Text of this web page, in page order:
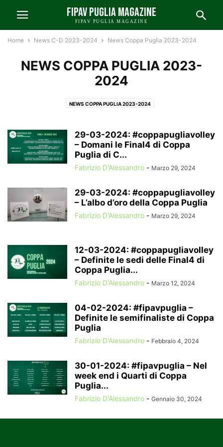
FIPAV PUGLIA MAGAZINE
FIPAV PUGLIA MAGAZINE
Home News C-D 2023-2024 News Coppa Puglia 2023-2024
NEWS COPPA PUGLIA 2023-
2024
NEWS COPPA PUGLIA 2023-2024
29-03-2024: #coppapugliavolley
– Domani le Final4 di Coppa
Puglia di C...
Fabrizio D'Alessandro - Marzo 29, 2024
29-03-2024: #coppapugliavolley
– L’albo d’oro della Coppa Puglia
Fabrizio D'Alessandro - Marzo 29, 2024
12-03-2024: #coppapugliavolley
– Definite le sedi delle Final4 di
Coppa Puglia...
Fabrizio D'Alessandro - Marzo 12, 2024
04-02-2024: #fipavpuglia –
Definite le semifinaliste di Coppa
Puglia
Fabrizio D'Alessandro - Febbraio 4, 2024
30-01-2024: #fipavpuglia – Nel
week end i Quarti di Coppa
Puglia...
Fabrizio D'Alessandro - Gennaio 30, 2024